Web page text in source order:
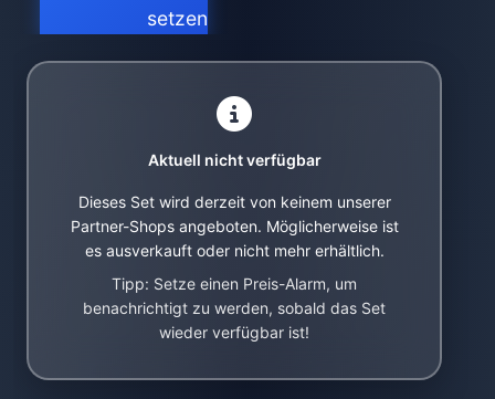
setzen
Aktuell nicht verfügbar
Dieses Set wird derzeit von keinem unserer
Partner-Shops angeboten. Möglicherweise ist
es ausverkauft oder nicht mehr erhältlich.
Tipp: Setze einen Preis-Alarm, um
benachrichtigt zu werden, sobald das Set
wieder verfügbar ist!